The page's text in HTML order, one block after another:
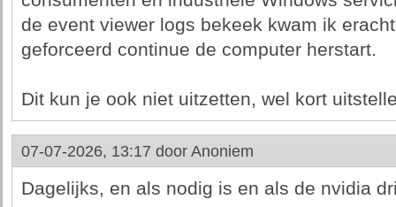
de event viewer logs bekeek kwam ik
geforceerd continue de computer herstart.
Dit kun je ook niet uitzetten, wel kort
07-07-2026, 13:17 door Anoniem
Dagelijks, en als nodig is en als de nvidia